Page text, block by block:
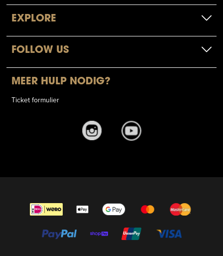
EXPLORE
FOLLOW US
MEER HULP NODIG?
Ticket formulier